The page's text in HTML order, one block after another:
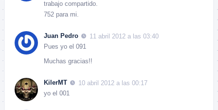
trabajo compartido.
752 para mi.
Juan Pedro
11 abril 2012 a las 03:40
Pues yo el 091
Muchas gracias!!
KilerMT
10 abril 2012 a las 00:17
yo el 001